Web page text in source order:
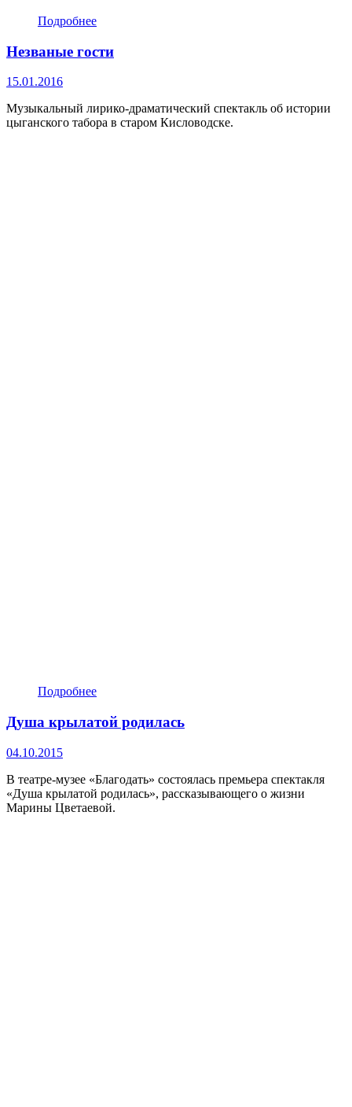
Подробнее
Незваные гости
15.01.2016
Музыкальный лирико-драматический спектакль об истории
цыганского табора в старом Кисловодске.
Подробнее
Душа крылатой родилась
04.10.2015
В театре-музее «Благодать» состоялась премьера спектакля
«Душа крылатой родилась», рассказывающего о жизни
Марины Цветаевой.